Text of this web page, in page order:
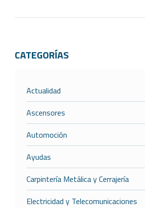
CATEGORÍAS
Actualidad
Ascensores
Automoción
Ayudas
Carpintería Metálica y Cerrajería
Electricidad y Telecomunicaciones